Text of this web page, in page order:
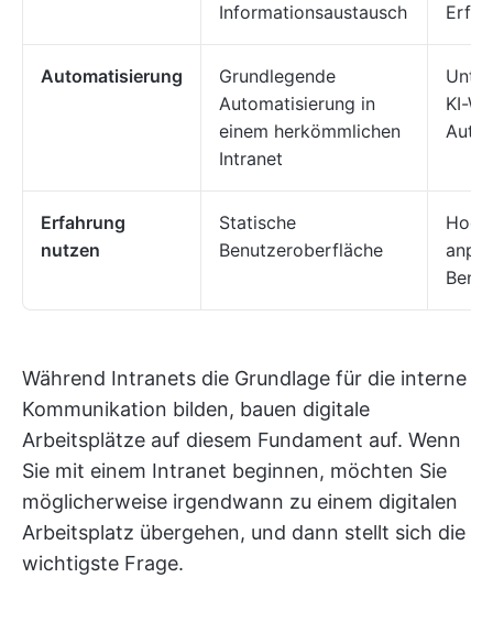
Informationsaustausch
Automatisierung
Grundlegende
Automatisierung in
einem herkömmlichen
Intranet
KI-
Erfahrung
nutzen
Statische
Benutzeroberfläche
Während Intranets die Grundlage für die interne
Kommunikation bilden, bauen digitale
Arbeitsplätze auf diesem Fundament auf. Wenn
Sie mit einem Intranet beginnen, möchten Sie
möglicherweise irgendwann zu einem digitalen
Arbeitsplatz übergehen, und dann stellt sich die
wichtigste Frage.